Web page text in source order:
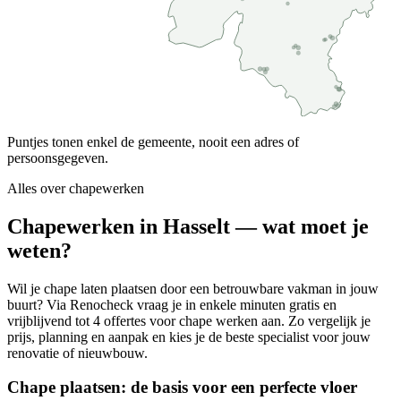
Puntjes tonen enkel de gemeente, nooit een adres of
persoonsgegeven.
Alles overchapewerken
Chapewerken in Hasselt — wat moet je
weten?
Wil je chape laten plaatsen door een betrouwbare vakman in jouw
buurt? Via Renocheck vraag je in enkele minuten gratis en
vrijblijvend tot 4 offertes voor chape werken aan. Zo vergelijk je
prijs, planning en aanpak en kies je de beste specialist voor jouw
renovatie of nieuwbouw.
Chape plaatsen: de basis voor een perfecte vloer